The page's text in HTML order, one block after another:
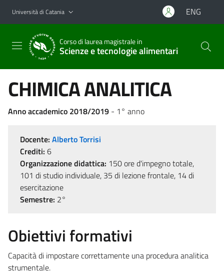
Vai al contenuto principale
Vai al menu di navigazione
Università di Catania ENG
Corso di laurea magistrale in
Scienze e tecnologie alimentari
CHIMICA ANALITICA
Anno accademico 2018/2019 - 1° anno
Docente: Alberto Torrisi
Crediti: 6
Organizzazione didattica: 150 ore d'impegno totale,
101 di studio individuale, 35 di lezione frontale, 14 di
esercitazione
Semestre: 2°
Obiettivi formativi
Capacità di impostare correttamente una procedura analitica
strumentale.